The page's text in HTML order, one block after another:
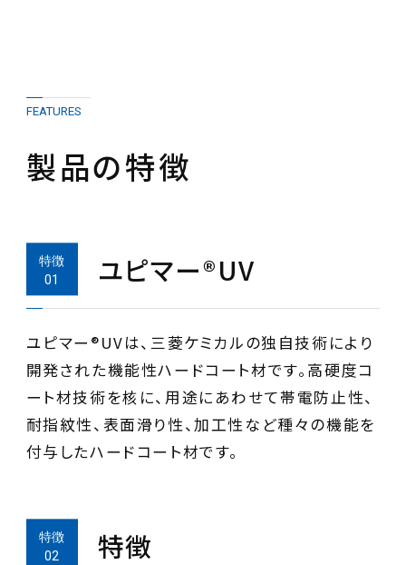
FEATURES
製品の特徴
ユピマー®UV
ユピマー®UVは、三菱ケミカルの独自技術により
開発された機能性ハードコート材です。高硬度コ
ート材技術を核に、用途にあわせて帯電防止性、
耐指紋性、表面滑り性、加工性など種々の機能を
付与したハードコート材です。
特徴